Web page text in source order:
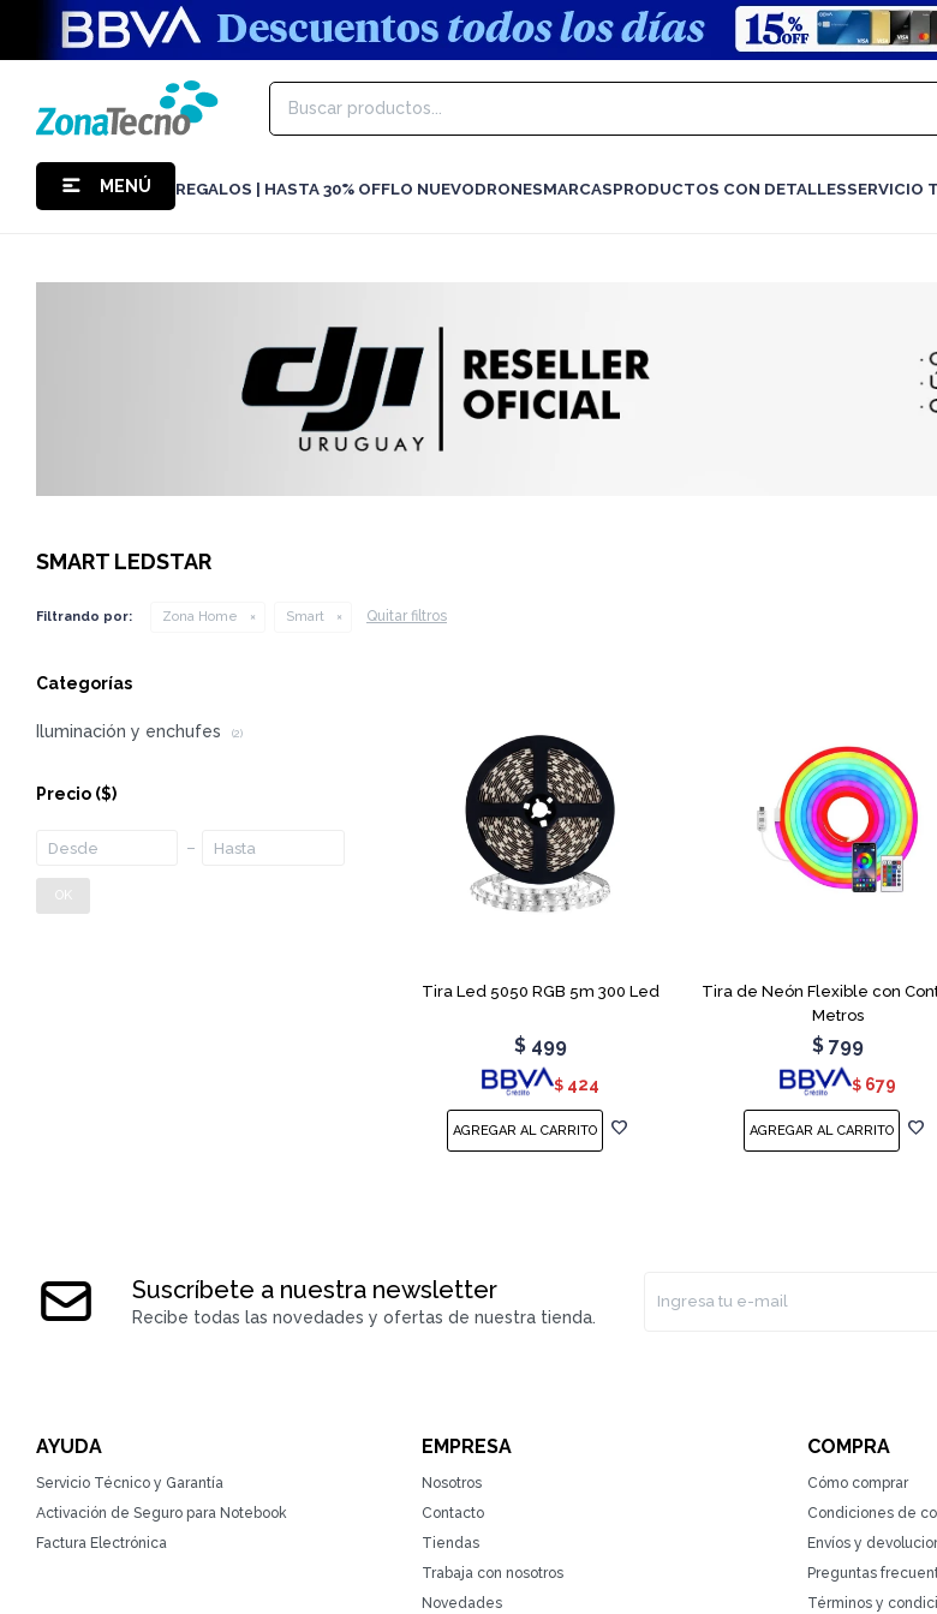
MENÚ REGALOS | HASTA 30% OFFLO NUEVODRONESMARCASPRODUCTOS CON DETALLESSERVICIO
SMART LEDSTAR
Filtrando por: Zona Home Smart Quitar filtros
Tira Led 5050 RGB 5m 300 Led
$ 499
$ 424
Tira de Neón Flexible con
Metros
$ 799
$ 679
Categorías
Iluminación y enchufes (2)
Precio ($)
OK
Suscríbete a nuestra newsletter
Recibe todas las novedades y ofertas de nuestra tienda.
AYUDA
Servicio Técnico y Garantía
Activación de Seguro para Notebook
Factura Electrónica
EMPRESA
Nosotros
Contacto
Tiendas
Trabaja con nosotros
Novedades
COMPRA
Cómo comprar
Condiciones de
Envíos y
Preguntas
Términos y